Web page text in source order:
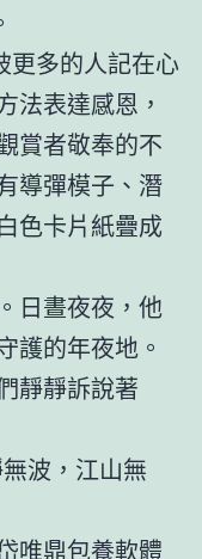
更多的人記在心
法表達感恩，
賞者敬奉的不
導彈模子、潛
色卡片紙疊成
日晝夜夜，他
護的年夜地。
靜靜訴說著
波，江山無
唯鼎包養軟體